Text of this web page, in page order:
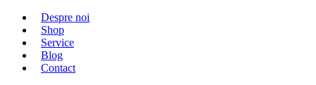
Despre noi
Shop
Service
Blog
Contact